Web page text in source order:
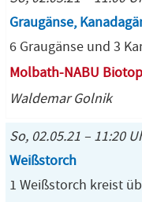
Graugänse,
6 Graugänse und 3
Molbath-NABU Biotop
Waldemar Golnik
So, 02.05.21 – 11:20
Weißstorch
1 Weißstorch kreist